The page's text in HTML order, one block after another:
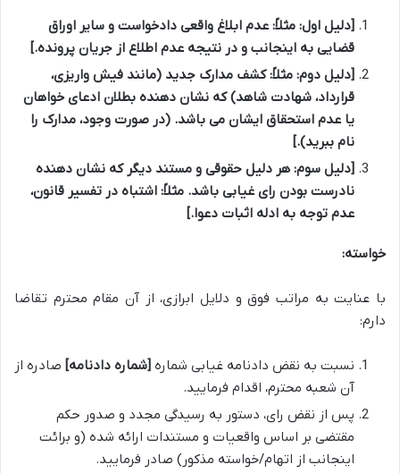
[دلیل اول: مثلاً: عدم ابلاغ واقعی دادخواست و سایر اوراق
قضایی به اینجانب و در نتیجه عدم اطلاع از جریان پرونده.]
[دلیل دوم: مثلاً: کشف مدارک جدید (مانند فیش واریزی،
قرارداد، شهادت شاهد) که نشان دهنده بطلان ادعای خواهان
یا عدم استحقاق ایشان می باشد. (در صورت وجود، مدارک را
نام ببرید).]
[دلیل سوم: هر دلیل حقوقی و مستند دیگر که نشان دهنده
نادرست بودن رای غیابی باشد. مثلاً: اشتباه در تفسیر قانون،
عدم توجه به ادله اثبات دعوا.]
خواسته:
با عنایت به مراتب فوق و دلایل ابرازی، از آن مقام محترم تقاضا
دارم:
نسبت به نقض دادنامه غیابی شماره [شماره دادنامه] صادره از
آن شعبه محترم، اقدام فرمایید.
پس از نقض رای، دستور به رسیدگی مجدد و صدور حکم
مقتضی بر اساس واقعیات و مستندات ارائه شده (و برائت
اینجانب از اتهام/خواسته مذکور) صادر فرمایید.